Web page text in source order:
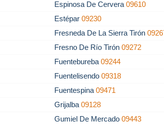
Espinosa De Cervera09610
Estépar09230
Fresneda De La Sierra Tirón
Fresno De Río Tirón09272
Fuentebureba09244
Fuentelisendo09318
Fuentespina09471
Grijalba09128
Gumiel De Mercado09443